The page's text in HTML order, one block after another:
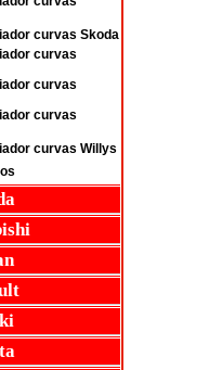
curvas Skoda
curvas
curvas
curvas
curvas Willys